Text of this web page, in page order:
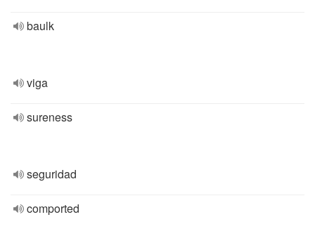
baulk
viga
sureness
seguridad
comported